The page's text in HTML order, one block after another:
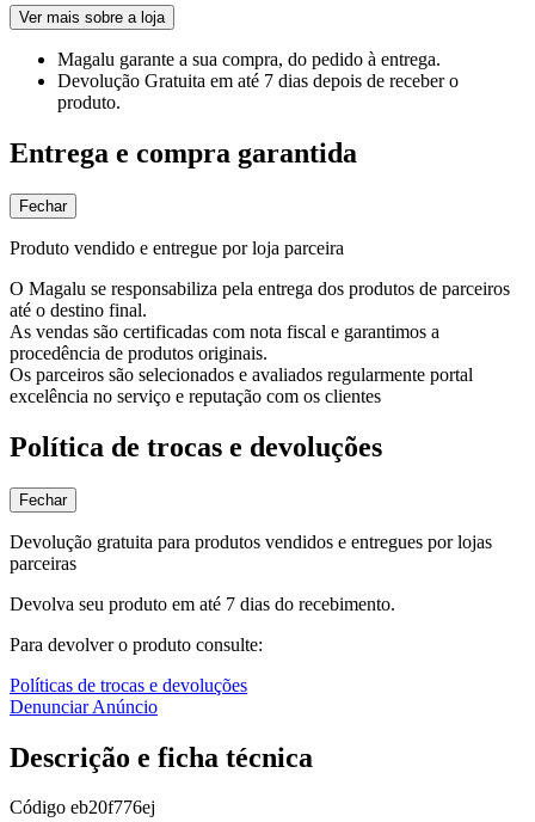
Ver mais sobre a loja
Magalu garante a sua compra, do pedido à entrega.
Devolução Gratuita em até 7 dias depois de receber o
produto.
Entrega e compra garantida
Fechar
Produto vendido e entregue por loja parceira
O Magalu se responsabiliza pela entrega dos produtos de parceiros
até o destino final.
As vendas são certificadas com nota fiscal e garantimos a
procedência de produtos originais.
Os parceiros são selecionados e avaliados regularmente portal
excelência no serviço e reputação com os clientes
Política de trocas e devoluções
Fechar
Devolução gratuita para produtos vendidos e entregues por lojas
parceiras
Devolva seu produto em até 7 dias do recebimento.
Para devolver o produto consulte:
Políticas de trocas e devoluções
Denunciar Anúncio
Descrição e ficha técnica
Código eb20f776ej